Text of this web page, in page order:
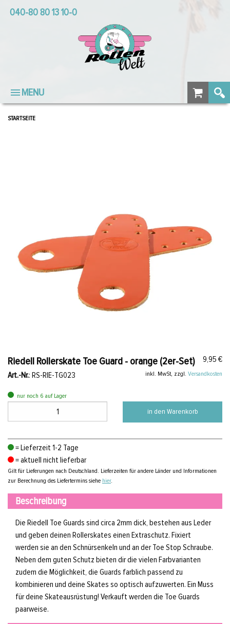
040-80 80 13 10-0
MENU
STARTSEITE
Riedell Rollerskate Toe Guard - orange (2er-Set)
9,95 €
Art.-Nr.: RS-RIE-TG023 inkl. MwSt, zzgl. Versandkosten
nur noch 6 auf Lager
in den Warenkorb
= Lieferzeit 1-2 Tage
= aktuell nicht lieferbar
Gilt für Lieferungen nach Deutschland. Lieferzeiten für andere Länder und Informationen
zur Berechnung des Liefertermins siehe hier.
Beschreibung
Die Riedell Toe Guards sind circa 2mm dick, bestehen aus Leder
und geben deinen Rollerskates einen Extraschutz. Fixiert
werden sie an den Schnürsenkeln und an der Toe Stop Schraube.
Neben dem guten Schutz bieten dir die vielen Farbvarianten
zudem die Möglichkeit, die Guards farblich passend zu
kombinieren und deine Skates so optisch aufzuwerten. Ein Muss
für deine Skateausrüstung! Verkauft werden die Toe Guards
paarweise.